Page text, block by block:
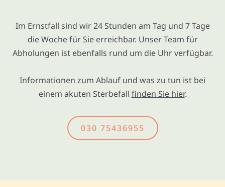
Im Ernstfall sind wir 24 Stunden am Tag und 7 Tage
die Woche für Sie erreichbar. Unser Team für
Abholungen ist ebenfalls rund um die Uhr verfügbar.
Informationen zum Ablauf und was zu tun ist bei
einem akuten Sterbefall finden Sie hier.
030 75436955